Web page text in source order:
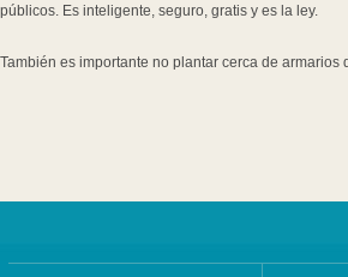
públicos. Es inteligente, seguro, gratis y es la ley.
También es importante no plantar cerca de